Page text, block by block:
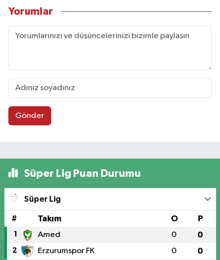
Yorumlar
Gönder
Süper Lig Puan Durumu
Süper Lig
# Takım O P
1 Amed 0 0
2 Erzurumspor FK 0 0